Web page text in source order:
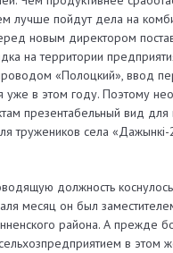
лучше пойдут дела на
новым директором
на территории
«Полоцкий», ввод
уже в этом году. Поэтому
презентабельный вид для
тружеников села
должность
месяц он был
района. А прежде
в этом